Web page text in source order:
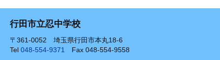
行田市立忍中学校
〒361-0052 埼玉県行田市本丸18-6
Tel 048-554-9371 Fax 048-554-9558